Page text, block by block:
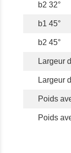
b2 32°
b1 45°
b2 45°
Largeur
Largeur
Poids
Poids